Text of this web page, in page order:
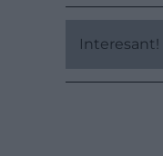
Interesant!